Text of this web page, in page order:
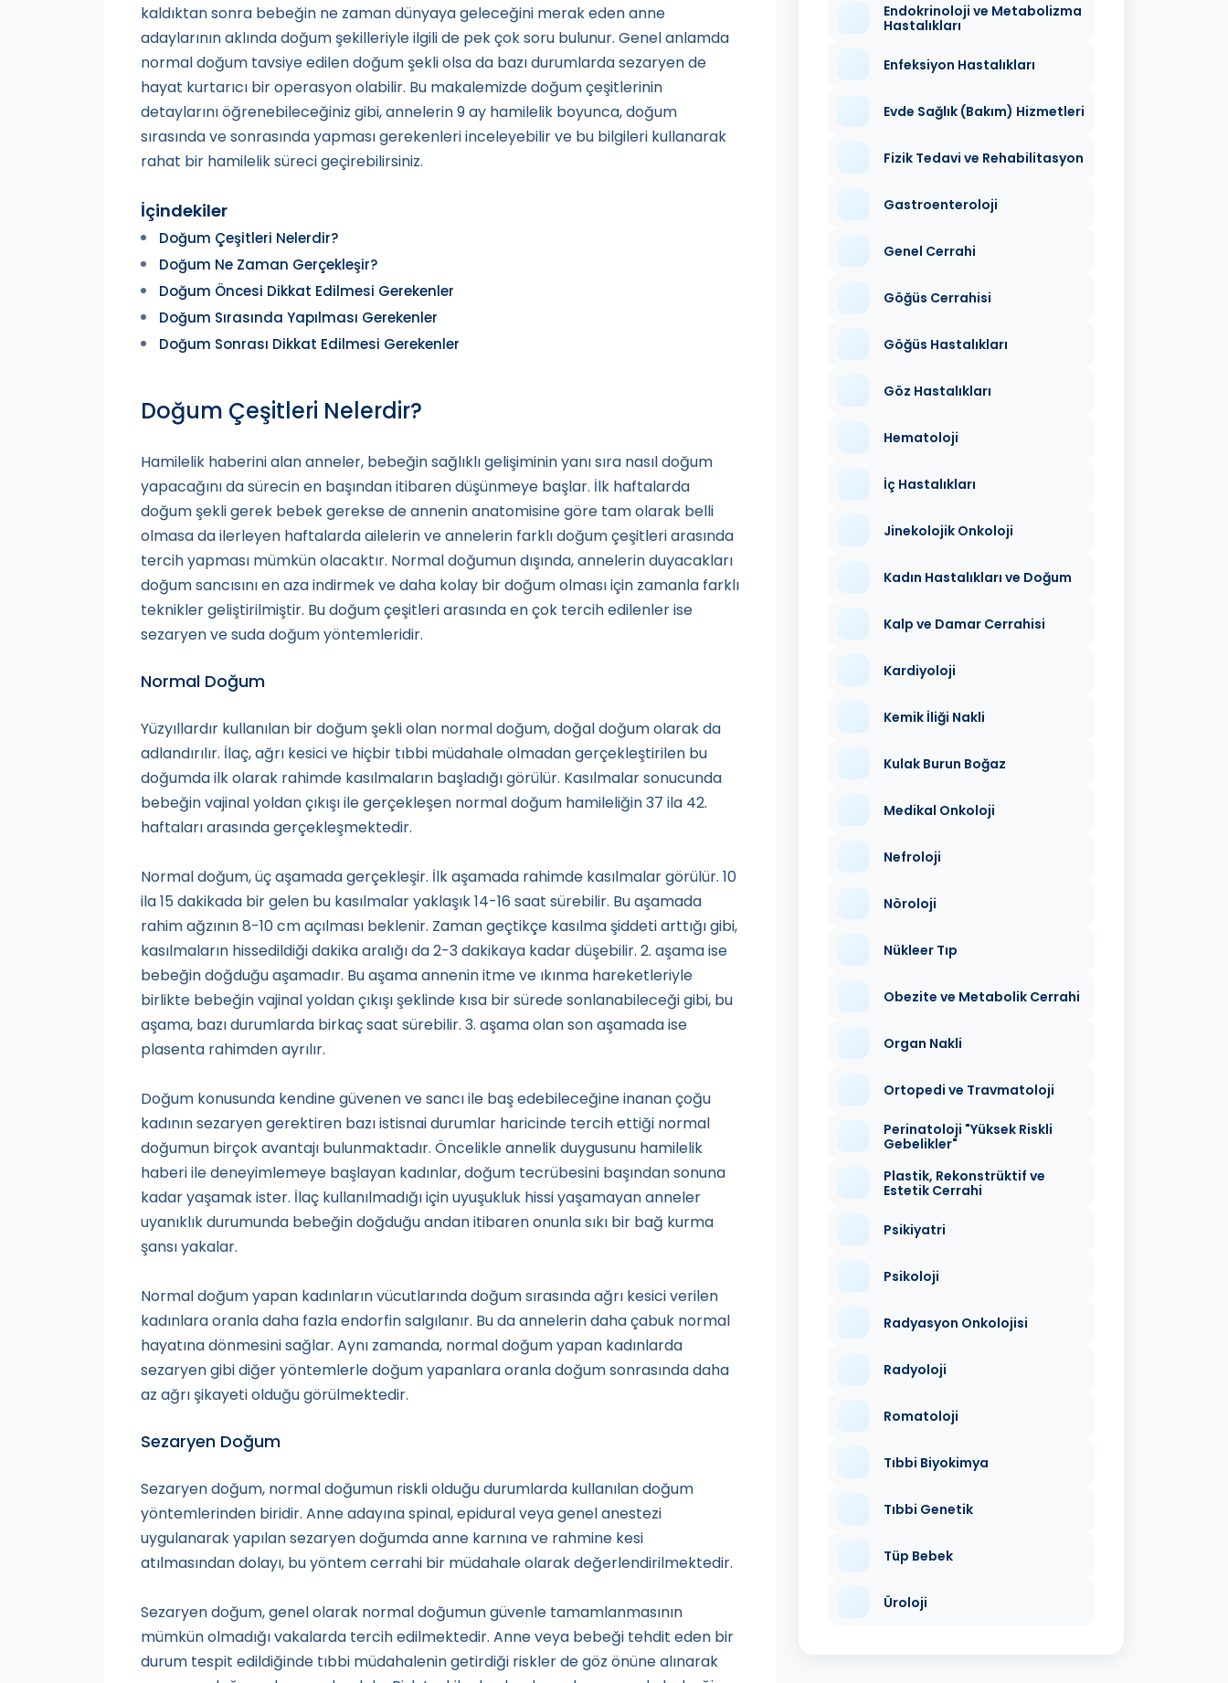
kaldıktan sonra bebeğin ne zaman dünyaya geleceğini merak eden anne
adaylarının aklında doğum şekilleriyle ilgili de pek çok soru bulunur. Genel anlamda
normal doğum tavsiye edilen doğum şekli olsa da bazı durumlarda sezaryen de
hayat kurtarıcı bir operasyon olabilir. Bu makalemizde doğum çeşitlerinin
detaylarını öğrenebileceğiniz gibi, annelerin 9 ay hamilelik boyunca, doğum
sırasında ve sonrasında yapması gerekenleri inceleyebilir ve bu bilgileri kullanarak
rahat bir hamilelik süreci geçirebilirsiniz.
İçindekiler
Doğum Çeşitleri Nelerdir?
Doğum Ne Zaman Gerçekleşir?
Doğum Öncesi Dikkat Edilmesi Gerekenler
Doğum Sırasında Yapılması Gerekenler
Doğum Sonrası Dikkat Edilmesi Gerekenler
Doğum Çeşitleri Nelerdir?
Hamilelik haberini alan anneler, bebeğin sağlıklı gelişiminin yanı sıra nasıl doğum
yapacağını da sürecin en başından itibaren düşünmeye başlar. İlk haftalarda
doğum şekli gerek bebek gerekse de annenin anatomisine göre tam olarak belli
olmasa da ilerleyen haftalarda ailelerin ve annelerin farklı doğum çeşitleri arasında
tercih yapması mümkün olacaktır. Normal doğumun dışında, annelerin duyacakları
doğum sancısını en aza indirmek ve daha kolay bir doğum olması için zamanla farklı
teknikler geliştirilmiştir. Bu doğum çeşitleri arasında en çok tercih edilenler ise
sezaryen ve suda doğum yöntemleridir.
Normal Doğum
Yüzyıllardır kullanılan bir doğum şekli olan normal doğum, doğal doğum olarak da
adlandırılır. İlaç, ağrı kesici ve hiçbir tıbbi müdahale olmadan gerçekleştirilen bu
doğumda ilk olarak rahimde kasılmaların başladığı görülür. Kasılmalar sonucunda
bebeğin vajinal yoldan çıkışı ile gerçekleşen normal doğum hamileliğin 37 ila 42.
haftaları arasında gerçekleşmektedir.
Normal doğum, üç aşamada gerçekleşir. İlk aşamada rahimde kasılmalar görülür. 10
ila 15 dakikada bir gelen bu kasılmalar yaklaşık 14-16 saat sürebilir. Bu aşamada
rahim ağzının 8-10 cm açılması beklenir. Zaman geçtikçe kasılma şiddeti arttığı gibi,
kasılmaların hissedildiği dakika aralığı da 2-3 dakikaya kadar düşebilir. 2. aşama ise
bebeğin doğduğu aşamadır. Bu aşama annenin itme ve ıkınma hareketleriyle
birlikte bebeğin vajinal yoldan çıkışı şeklinde kısa bir sürede sonlanabileceği gibi, bu
aşama, bazı durumlarda birkaç saat sürebilir. 3. aşama olan son aşamada ise
plasenta rahimden ayrılır.
Doğum konusunda kendine güvenen ve sancı ile baş edebileceğine inanan çoğu
kadının sezaryen gerektiren bazı istisnai durumlar haricinde tercih ettiği normal
doğumun birçok avantajı bulunmaktadır. Öncelikle annelik duygusunu hamilelik
haberi ile deneyimlemeye başlayan kadınlar, doğum tecrübesini başından sonuna
kadar yaşamak ister. İlaç kullanılmadığı için uyuşukluk hissi yaşamayan anneler
uyanıklık durumunda bebeğin doğduğu andan itibaren onunla sıkı bir bağ kurma
şansı yakalar.
Normal doğum yapan kadınların vücutlarında doğum sırasında ağrı kesici verilen
kadınlara oranla daha fazla endorfin salgılanır. Bu da annelerin daha çabuk normal
hayatına dönmesini sağlar. Aynı zamanda, normal doğum yapan kadınlarda
sezaryen gibi diğer yöntemlerle doğum yapanlara oranla doğum sonrasında daha
az ağrı şikayeti olduğu görülmektedir.
Sezaryen Doğum
Sezaryen doğum, normal doğumun riskli olduğu durumlarda kullanılan doğum
yöntemlerinden biridir. Anne adayına spinal, epidural veya genel anestezi
uygulanarak yapılan sezaryen doğumda anne karnına ve rahmine kesi
atılmasından dolayı, bu yöntem cerrahi bir müdahale olarak değerlendirilmektedir.
Sezaryen doğum, genel olarak normal doğumun güvenle tamamlanmasının
mümkün olmadığı vakalarda tercih edilmektedir. Anne veya bebeği tehdit eden bir
durum tespit edildiğinde tıbbi müdahalenin getirdiği riskler de göz önüne alınarak
Endokrinoloji ve Metabolizma
Hastalıkları
Enfeksiyon Hastalıkları
Evde Sağlık (Bakım) Hizmetleri
Fizik Tedavi ve Rehabilitasyon
Gastroenteroloji
Genel Cerrahi
Göğüs Cerrahisi
Göğüs Hastalıkları
Göz Hastalıkları
Hematoloji
İç Hastalıkları
Jinekolojik Onkoloji
Kadın Hastalıkları ve Doğum
Kalp ve Damar Cerrahisi
Kardiyoloji
Kemik İliği Nakli
Kulak Burun Boğaz
Medikal Onkoloji
Nefroloji
Nöroloji
Nükleer Tıp
Obezite ve Metabolik Cerrahi
Organ Nakli
Ortopedi ve Travmatoloji
Perinatoloji "Yüksek Riskli
Gebelikler"
Plastik, Rekonstrüktif ve
Estetik Cerrahi
Psikiyatri
Psikoloji
Radyasyon Onkolojisi
Radyoloji
Romatoloji
Tıbbi Biyokimya
Tıbbi Genetik
Tüp Bebek
Üroloji